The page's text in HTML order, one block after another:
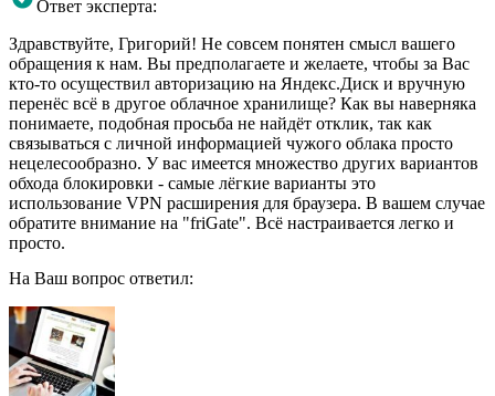
Ответ эксперта:
Здравствуйте, Григорий! Не совсем понятен смысл вашего
обращения к нам. Вы предполагаете и желаете, чтобы за Вас
кто-то осуществил авторизацию на Яндекс.Диск и вручную
перенёс всё в другое облачное хранилище? Как вы наверняка
понимаете, подобная просьба не найдёт отклик, так как
связываться с личной информацией чужого облака просто
нецелесообразно. У вас имеется множество других вариантов
обхода блокировки - самые лёгкие варианты это
использование VPN расширения для браузера. В вашем случае
обратите внимание на "friGate". Всё настраивается легко и
просто.
На Ваш вопрос ответил: